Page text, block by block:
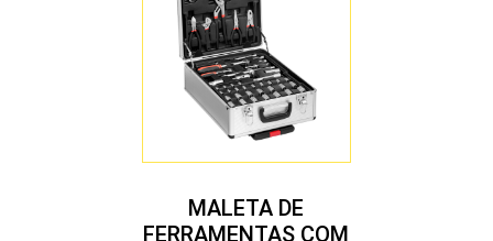
MALETA DE
FERRAMENTAS COM